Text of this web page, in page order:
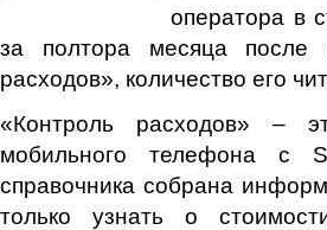
оператора в
за полтора месяца после
расходов», количество его
«Контроль расходов» –
мобильного телефона с
справочника собрана
только узнать о